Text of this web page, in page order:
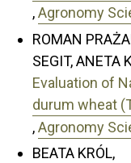
,Agronomy
ROMAN
SEGIT, ANETA
Evaluation of
durum wheat
,Agronomy
BEATA KRÓL,